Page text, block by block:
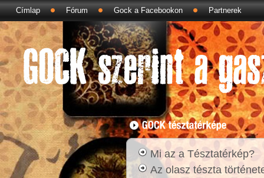
Címlap Fórum Gock a Facebookon Partnerek
Mi az a Tésztatérkép?
Az olasz tészta